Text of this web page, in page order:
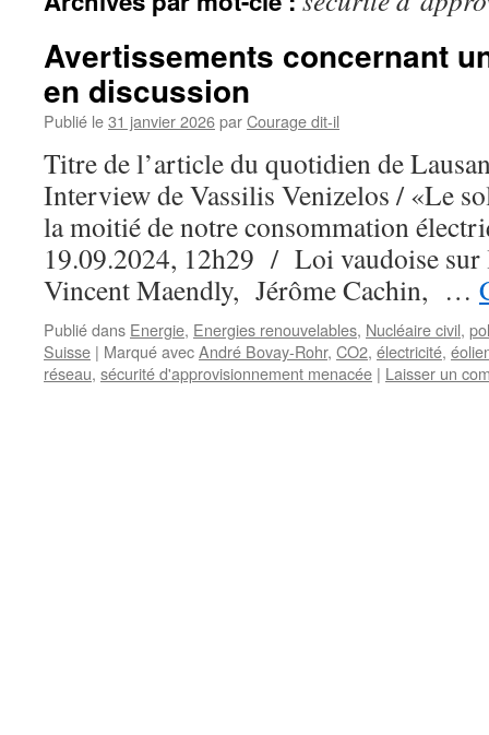
Avertissements concernant
en discussion
Publié le31 janvier 2026parCourage dit-il
Titre de l’article du quotidien de
Interview de Vassilis Venizelos / «Le
la moitié de notre consommation
19.09.2024, 12h29 / Loi vaudoise sur
Vincent Maendly, Jérôme Cachin, …
Publié dans Energie, Energies renouvelables, Nucléaire civil,
Suisse | Marqué avecAndré Bovay-Rohr, CO2, électricité,
réseau, sécurité d'approvisionnement menacée | Laisser un